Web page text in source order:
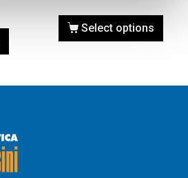
Select options